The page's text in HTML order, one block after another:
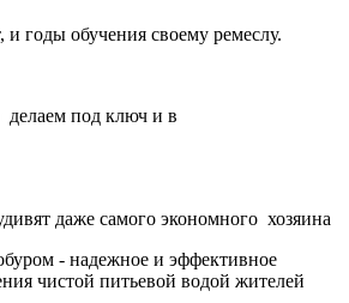
годы обучения своему ремеслу.
делаем под ключ и в
даже самого экономного хозяина
- надежное и эффективное
чистой питьевой водой жителей